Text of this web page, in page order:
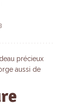
précieux
aussi de